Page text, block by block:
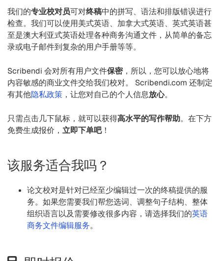
我们的专业校对员可对终稿中的拼写、语法和排版错误进行
检查。我们可以使用美式英语、加拿大式英语、英式英语甚
至是澳大利亚式英语处理各种商务沟通文件，从简单的备忘
录或电子邮件到复杂的用户手册等等。
Scribendi 会对所有用户文件保密，所以，您可以放心地将
内容敏感的商业文件交给我们校对。 Scribendi.com 还制定
有其他隐私政策 ，让您对自己的个人信息放心。
只需点击几下鼠标，就可以获得高水平的写作帮助。在下方
免费生成报价， 立即下单吧！
该服务适合我吗？
论文校对是针对已经至少编辑过一次的终稿提供的服
务。如果您需要我们帮您选词、调整句子结构、整体
组织语言以及需要修改很多内容，请选择我们的英语
商务文件编辑服务。